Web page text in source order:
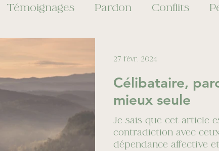
Témoignages Pardon Conflits
Voyages Sommeil
Acceptation Estime de soi
Célibataire,
mieux seule
Je sais que cet article
contradiction avec
dépendance affective
27 févr. 2024